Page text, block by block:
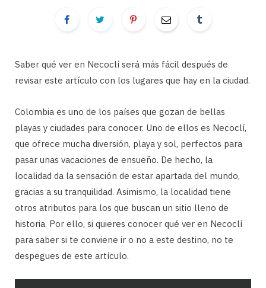
Saber qué ver en Necoclí será más fácil después de
revisar este artículo con los lugares que hay en la ciudad.
Colombia es uno de los países que gozan de bellas
playas y ciudades para conocer. Uno de ellos es Necoclí,
que ofrece mucha diversión, playa y sol, perfectos para
pasar unas vacaciones de ensueño. De hecho, la
localidad da la sensación de estar apartada del mundo,
gracias a su tranquilidad. Asimismo, la localidad tiene
otros atributos para los que buscan un sitio lleno de
historia. Por ello, si quieres conocer qué ver en Necoclí
para saber si te conviene ir o no a este destino, no te
despegues de este artículo.